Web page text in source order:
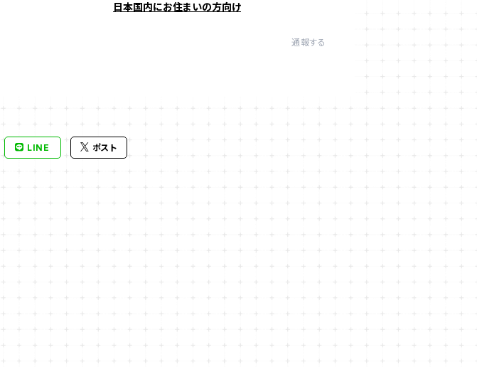
日本国内にお住まいの方向け
通報する
LINE ポスト